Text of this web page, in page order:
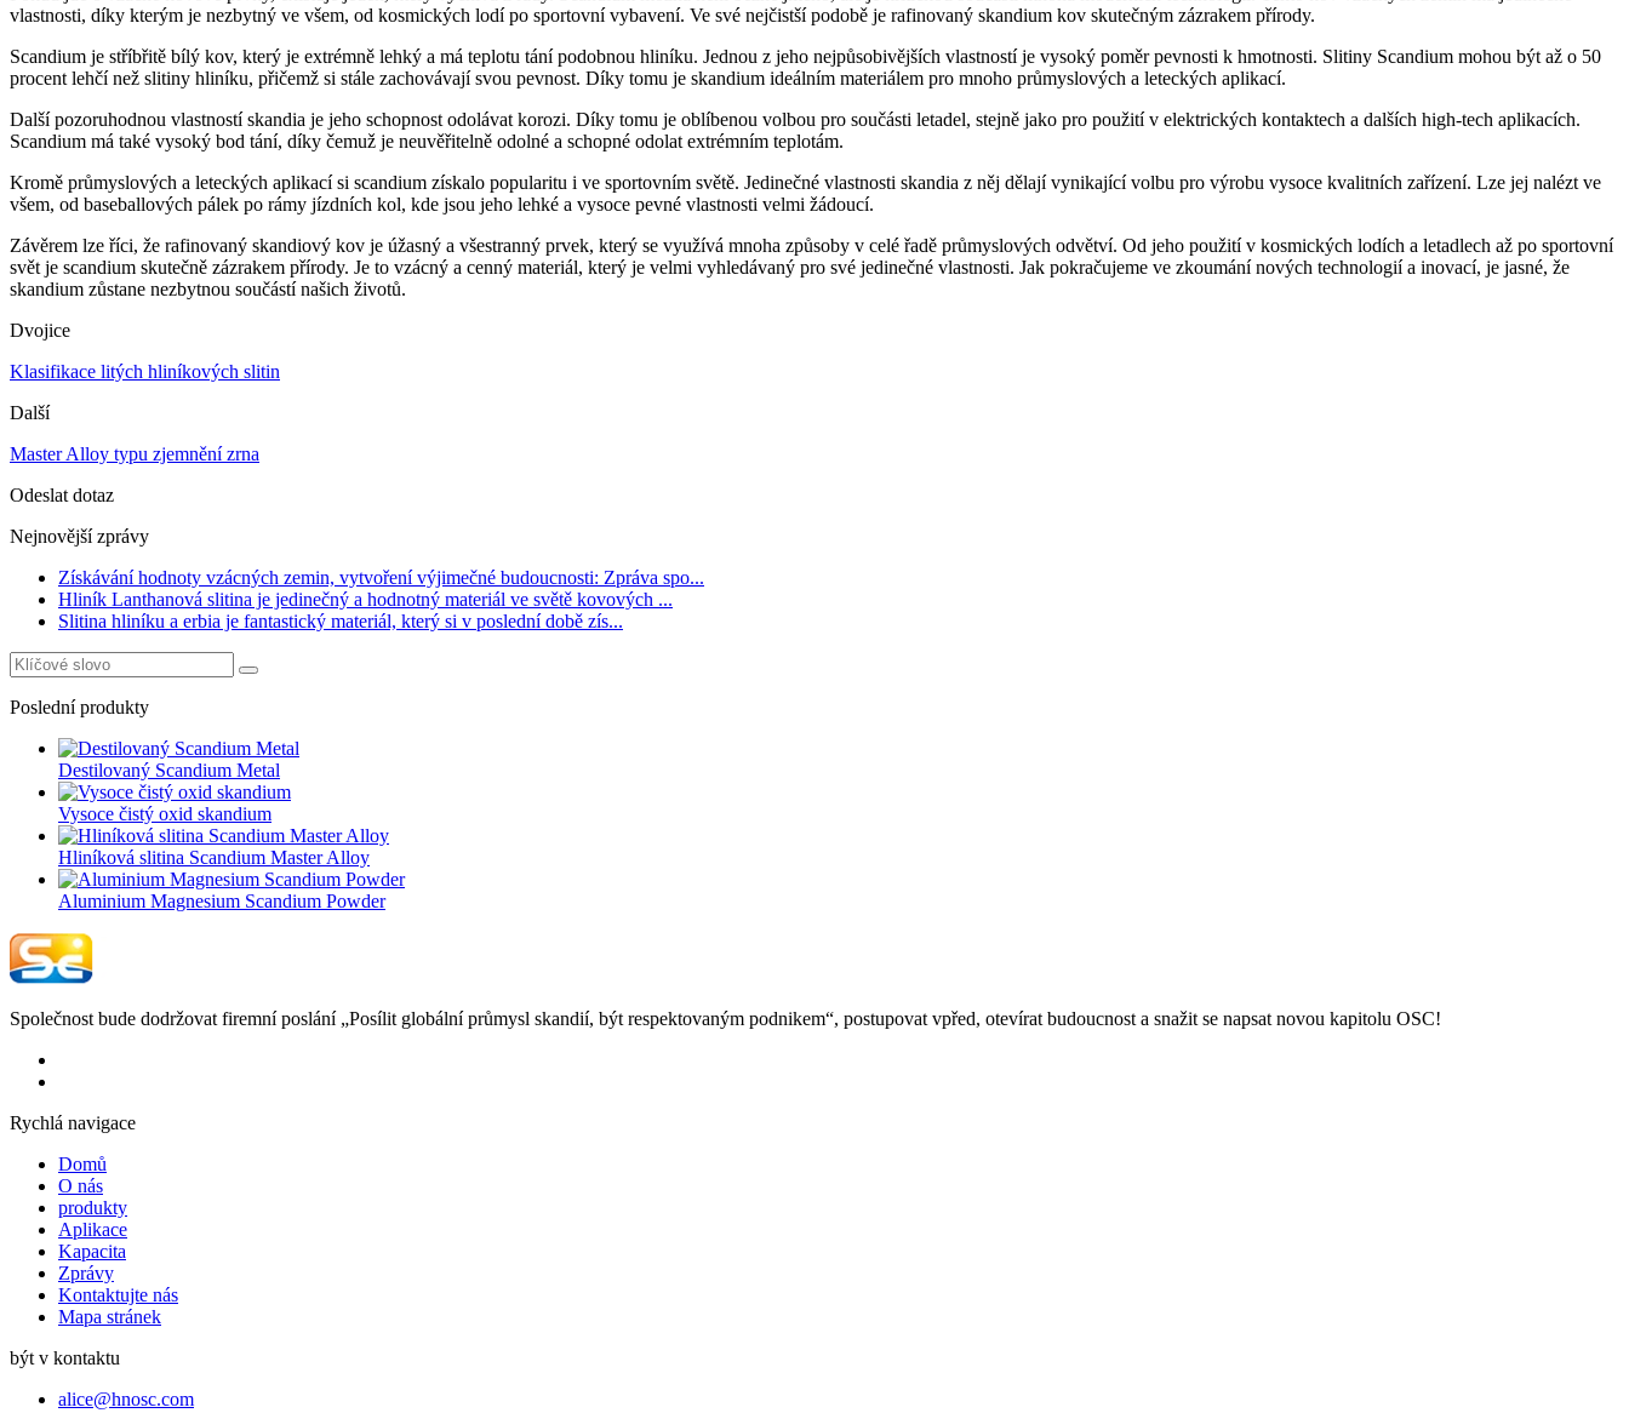
vlastnosti, díky kterým je nezbytný ve všem, od kosmických lodí po sportovní vybavení. Ve své nejčistší podobě je rafinovaný skandium kov skutečným zázrakem přírody.
Scandium je stříbřitě bílý kov, který je extrémně lehký a má teplotu tání podobnou hliníku. Jednou z jeho nejpůsobivějších vlastností je vysoký poměr pevnosti k hmotnosti. Slitiny Scandium mohou být až o 50
procent lehčí než slitiny hliníku, přičemž si stále zachovávají svou pevnost. Díky tomu je skandium ideálním materiálem pro mnoho průmyslových a leteckých aplikací.
Další pozoruhodnou vlastností skandia je jeho schopnost odolávat korozi. Díky tomu je oblíbenou volbou pro součásti letadel, stejně jako pro použití v elektrických kontaktech a dalších high-tech aplikacích.
Scandium má také vysoký bod tání, díky čemuž je neuvěřitelně odolné a schopné odolat extrémním teplotám.
Kromě průmyslových a leteckých aplikací si scandium získalo popularitu i ve sportovním světě. Jedinečné vlastnosti skandia z něj dělají vynikající volbu pro výrobu vysoce kvalitních zařízení. Lze jej nalézt ve
všem, od baseballových pálek po rámy jízdních kol, kde jsou jeho lehké a vysoce pevné vlastnosti velmi žádoucí.
Závěrem lze říci, že rafinovaný skandiový kov je úžasný a všestranný prvek, který se využívá mnoha způsoby v celé řadě průmyslových odvětví. Od jeho použití v kosmických lodích a letadlech až po sportovní
svět je scandium skutečně zázrakem přírody. Je to vzácný a cenný materiál, který je velmi vyhledávaný pro své jedinečné vlastnosti. Jak pokračujeme ve zkoumání nových technologií a inovací, je jasné, že
skandium zůstane nezbytnou součástí našich životů.
Dvojice
Klasifikace litých hliníkových slitin
Další
Master Alloy typu zjemnění zrna
Odeslat dotaz
Nejnovější zprávy
Získávání hodnoty vzácných zemin, vytvoření výjimečné budoucnosti: Zpráva spo...
Hliník Lanthanová slitina je jedinečný a hodnotný materiál ve světě kovových ...
Slitina hliníku a erbia je fantastický materiál, který si v poslední době zís...
Poslední produkty
Destilovaný Scandium Metal
Vysoce čistý oxid skandium
Hliníková slitina Scandium Master Alloy
Aluminium Magnesium Scandium Powder
Společnost bude dodržovat firemní poslání „Posílit globální průmysl skandií, být respektovaným podnikem“, postupovat vpřed, otevírat budoucnost a snažit se napsat novou kapitolu OSC!
Rychlá navigace
Domů
O nás
produkty
Aplikace
Kapacita
Zprávy
Kontaktujte nás
Mapa stránek
být v kontaktu
alice@hnosc.com